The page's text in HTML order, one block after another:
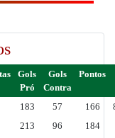
Gols
Pró
Gols
Contra
Pontos
183 57 166
213 96
184